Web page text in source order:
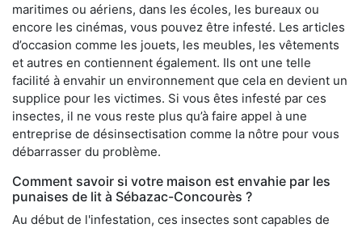
maritimes ou aériens, dans les écoles, les bureaux ou
encore les cinémas, vous pouvez être infesté. Les articles
d’occasion comme les jouets, les meubles, les vêtements
et autres en contiennent également. Ils ont une telle
facilité à envahir un environnement que cela en devient un
supplice pour les victimes. Si vous êtes infesté par ces
insectes, il ne vous reste plus qu’à faire appel à une
entreprise de désinsectisation comme la nôtre pour vous
débarrasser du problème.
Comment savoir si votre maison est envahie par les
punaises de lit à Sébazac-Concourès ?
Au début de l'infestation, ces insectes sont capables de